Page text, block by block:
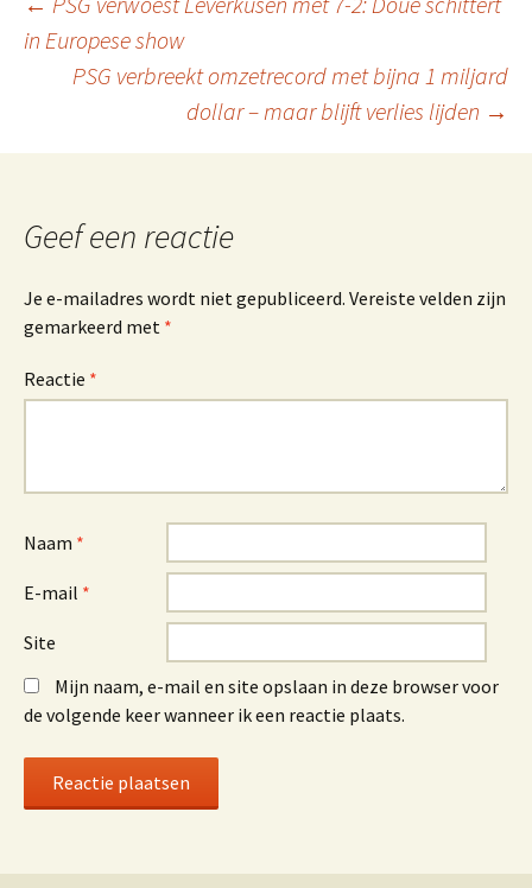
Berichtnavigatie
in Europese show
PSG verbreekt omzetrecord met bijna 1 miljard
dollar – maar blijft verlies lijden →
Geef een reactie
Je e-mailadres wordt niet gepubliceerd. Vereiste velden zijn
gemarkeerd met *
Reactie *
Naam *
E-mail *
Site
Mijn naam, e-mail en site opslaan in deze browser voor
de volgende keer wanneer ik een reactie plaats.